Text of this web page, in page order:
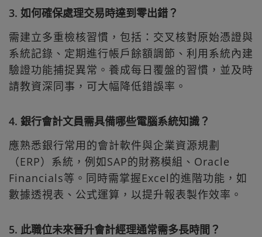
3. 如何確保處理交易時達到零出錯？
需建立多重檢核習慣，包括：交叉核對原始憑證與
系統記錄、定期進行帳戶餘額調節、利用系統內建
驗證功能捕捉異常。養成每日覆盤的習慣，並及時
請教資深同事，可大幅降低錯誤率。
4. 銀行會計文員需具備哪些電腦系統知識？
應熟悉銀行常用的會計軟件與企業資源規劃
（ERP）系統，例如SAP的財務模組、Oracle
Financials等。同時需掌握Excel的進階功能，如
數據透視表、公式運算，以提升報表製作效率。
5. 此職位未來晉升會計經理通常需多長時間？